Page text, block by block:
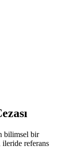
bilimsel bir
ileride referans